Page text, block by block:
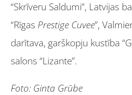
“Skrīveru Saldumi”, Latvijas
“Rīgas Prestige Cuvee”,
darītava, garškopju kustība
salons “Lizante”.
Foto: Ginta Grūbe